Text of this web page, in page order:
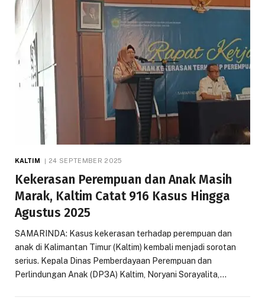
KALTIM 24 SEPTEMBER 2025
Kekerasan Perempuan dan Anak Masih
Marak, Kaltim Catat 916 Kasus Hingga
Agustus 2025
SAMARINDA: Kasus kekerasan terhadap perempuan dan
anak di Kalimantan Timur (Kaltim) kembali menjadi sorotan
serius. Kepala Dinas Pemberdayaan Perempuan dan
Perlindungan Anak (DP3A) Kaltim, Noryani Sorayalita,…